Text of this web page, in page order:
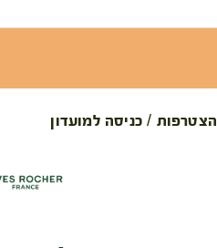
הצטרפות / כניסה למועדון